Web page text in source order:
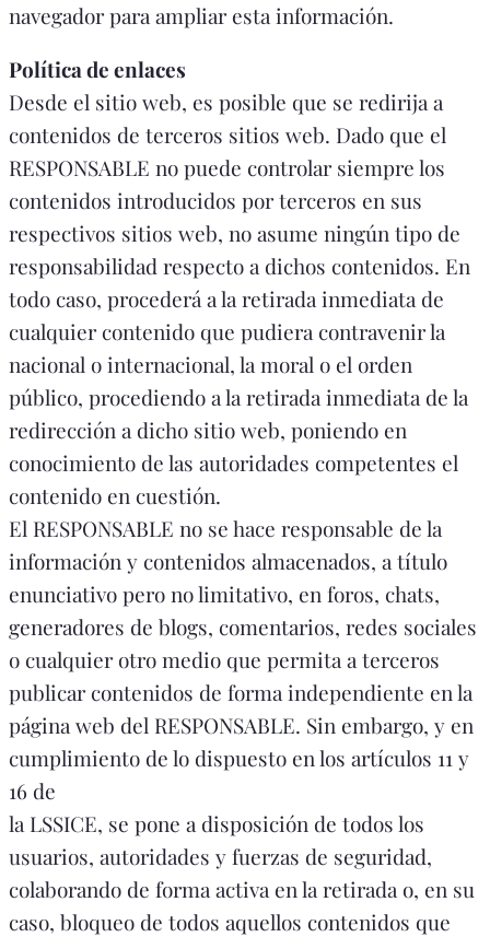
navegador para ampliar esta información.
Política de enlaces
Desde el sitio web, es posible que se redirija a
contenidos de terceros sitios web. Dado que el
RESPONSABLE no puede controlar siempre los
contenidos introducidos por terceros en sus
respectivos sitios web, no asume ningún tipo de
responsabilidad respecto a dichos contenidos. En
todo caso, procederá a la retirada inmediata de
cualquier contenido que pudiera contravenir la
nacional o internacional, la moral o el orden
público, procediendo a la retirada inmediata de la
redirección a dicho sitio web, poniendo en
conocimiento de las autoridades competentes el
contenido en cuestión.
El RESPONSABLE no se hace responsable de la
información y contenidos almacenados, a título
enunciativo pero no limitativo, en foros, chats,
generadores de blogs, comentarios, redes sociales
o cualquier otro medio que permita a terceros
publicar contenidos de forma independiente en la
página web del RESPONSABLE. Sin embargo, y en
cumplimiento de lo dispuesto en los artículos 11 y
16 de
la LSSICE, se pone a disposición de todos los
usuarios, autoridades y fuerzas de seguridad,
colaborando de forma activa en la retirada o, en su
caso, bloqueo de todos aquellos contenidos que